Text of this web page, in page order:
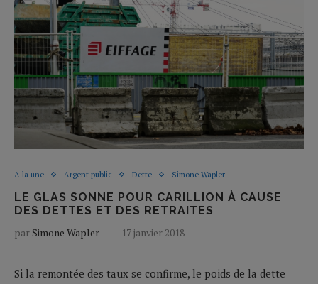
A la une Argent public Dette Simone Wapler
LE GLAS SONNE POUR CARILLION À CAUSE
DES DETTES ET DES RETRAITES
par Simone Wapler 17 janvier 2018
Si la remontée des taux se confirme, le poids de la dette